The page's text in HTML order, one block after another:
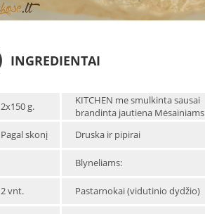
INGREDIENTAI
2x150 g.
KITCHEN me smulkinta sausai
brandinta jautiena Mėsainiams
Pagal skonį
Druska ir pipirai
Blyneliams:
2 vnt. Pastarnokai (vidutinio dydžio)